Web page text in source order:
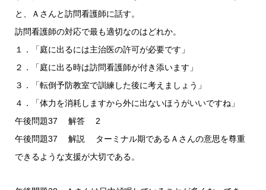
と、Ａさんと訪問看護師に話す。
訪問看護師の対応で最も適切なのはどれか。
１．「庭に出るには主治医の許可が必要です」
２．「庭に出る時は訪問看護師が付き添います」
３．「転倒予防教室で訓練した後に考えましょう」
４．「体力を消耗しますから外に出ないほうがいいですね」
午後問題37 解答 2
午後問題37 解説 ターミナル期であるＡさんの意思を尊重
できるような支援が大切である。